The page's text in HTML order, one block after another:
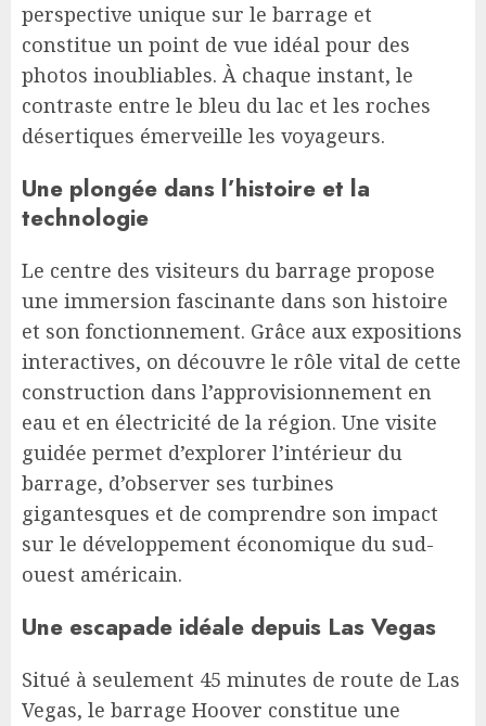
perspective unique sur le barrage et
constitue un point de vue idéal pour des
photos inoubliables. À chaque instant, le
contraste entre le bleu du lac et les roches
désertiques émerveille les voyageurs.
Une plongée dans l’histoire et la
technologie
Le centre des visiteurs du barrage propose
une immersion fascinante dans son histoire
et son fonctionnement. Grâce aux expositions
interactives, on découvre le rôle vital de cette
construction dans l’approvisionnement en
eau et en électricité de la région. Une visite
guidée permet d’explorer l’intérieur du
barrage, d’observer ses turbines
gigantesques et de comprendre son impact
sur le développement économique du sud-
ouest américain.
Une escapade idéale depuis Las Vegas
Situé à seulement 45 minutes de route de Las
Vegas, le barrage Hoover constitue une